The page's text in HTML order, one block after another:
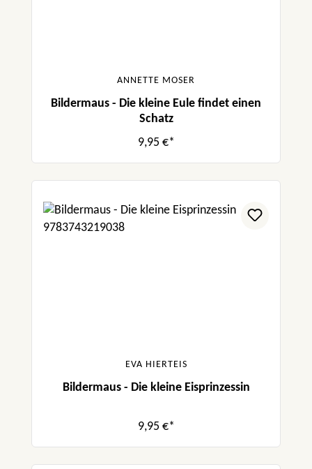
ANNETTE MOSER
Bildermaus - Die kleine Eule findet einen
Schatz
9,95 €*
EVA HIERTEIS
Bildermaus - Die kleine Eisprinzessin
9,95 €*